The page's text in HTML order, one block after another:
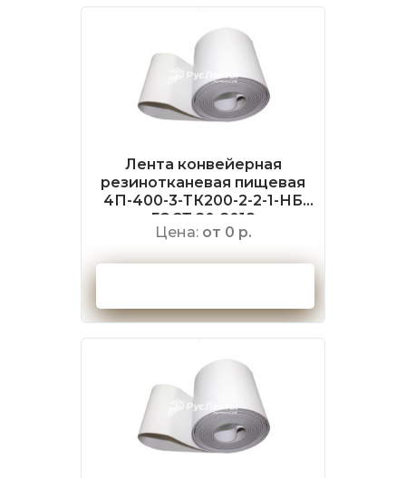
Лента конвейерная
резинотканевая пищевая
4П-400-3-ТК200-2-2-1-НБ
ГОСТ 20-2018
Цена: от 0 р.